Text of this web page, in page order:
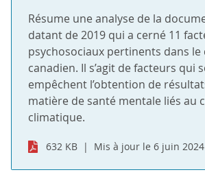
Résume une analyse de la
datant de 2019 qui a cerné 11
psychosociaux pertinents dans le
canadien. Il s’agit de facteurs qui
empêchent l’obtention de
matière de santé mentale liés au
climatique.
632 KB Mis à jour le 6 juin 2024